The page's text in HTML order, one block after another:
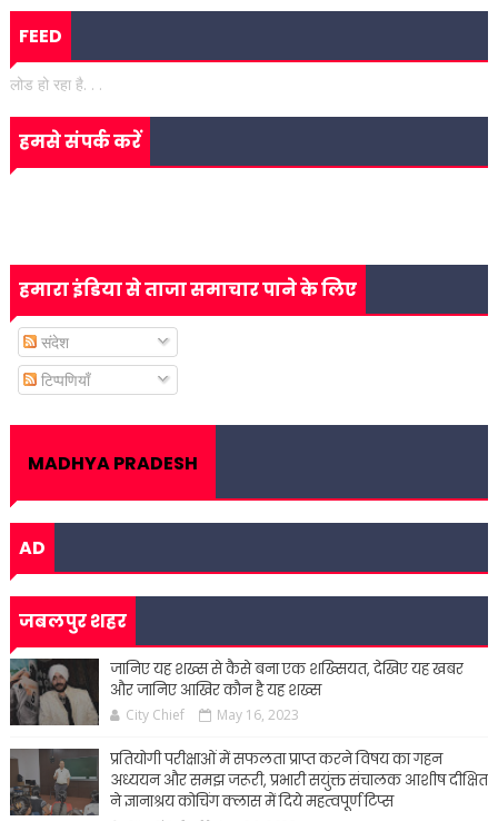
FEED
लोड हो रहा है. . .
हमसे संपर्क करें
हमारा इंडिया से ताजा समाचार पाने के लिए
संदेश
टिप्पणियाँ
MADHYA PRADESH
AD
जबलपुर शहर
जानिए यह शख्स से कैसे बना एक शख्सियत, देखिए यह खबर
और जानिए आखिर कौन है यह शख्स
City Chief May 16, 2023
प्रतियोगी परीक्षाओं में सफलता प्राप्त करने विषय का गहन
अध्ययन और समझ जरूरी, प्रभारी सयुंक्त संचालक आशीष दीक्षित
ने ज्ञानाश्रय कोचिंग क्लास में दिये महत्वपूर्ण टिप्स